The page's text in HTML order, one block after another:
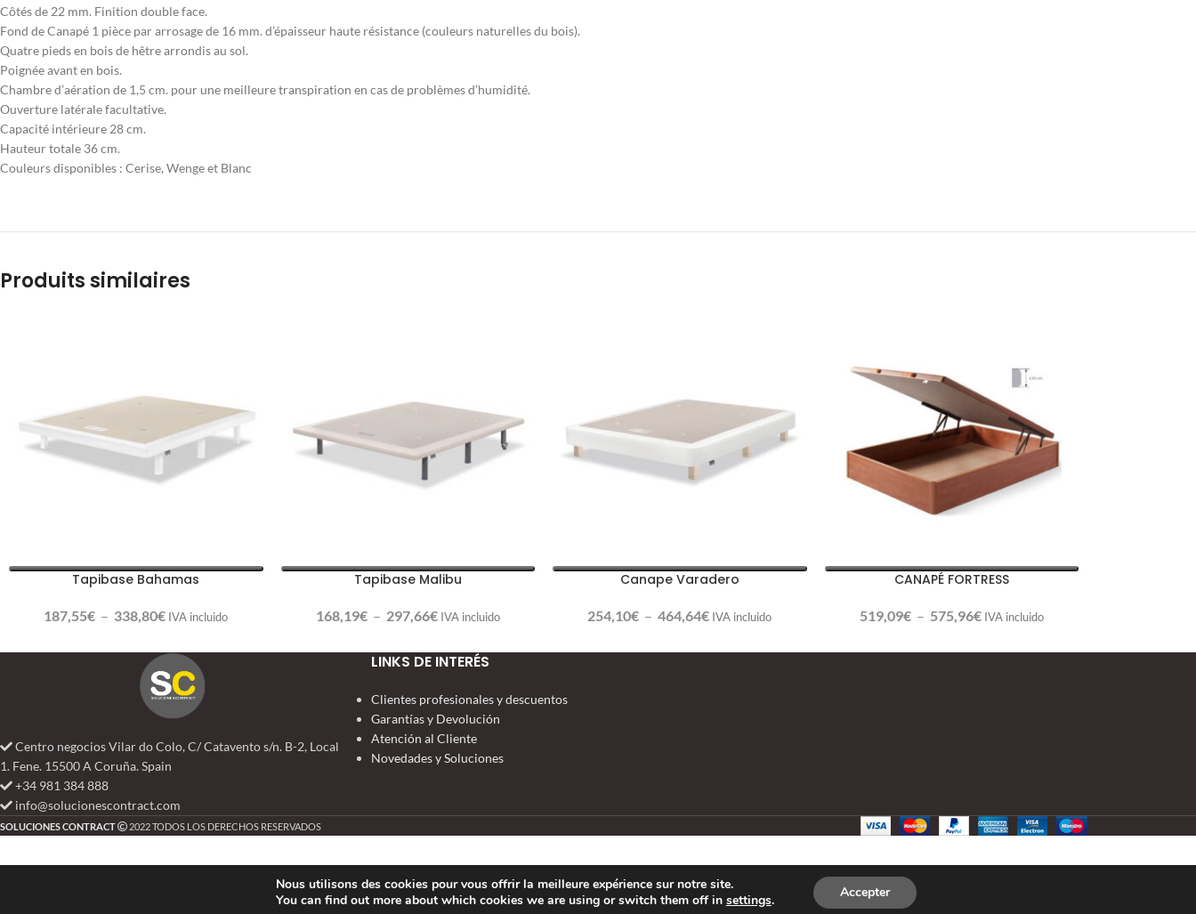
Côtés de 22 mm. Finition double face.
Fond de Canapé 1 pièce par arrosage de 16 mm. d’épaisseur haute résistance (couleurs naturelles du bois).
Quatre pieds en bois de hêtre arrondis au sol.
Poignée avant en bois.
Chambre d’aération de 1,5 cm. pour une meilleure transpiration en cas de problèmes d’humidité.
Ouverture latérale facultative.
Capacité intérieure 28 cm.
Hauteur totale 36 cm.
Couleurs disponibles : Cerise, Wenge et Blanc
Produits similaires
Tapibase Bahamas
187,55€ – 338,80€ IVA incluido
Tapibase Malibu
168,19€ – 297,66€ IVA incluido
Canape Varadero
254,10€ – 464,64€ IVA incluido
CANAPÉ FORTRESS
519,09€ – 575,96€ IVA incluido
Centro negocios Vilar do Colo, C/ Catavento s/n. B-2, Local
1. Fene. 15500 A Coruña. Spain
+34 981 384 888
info@solucionescontract.com
LINKS DE INTERÉS
Clientes profesionales y descuentos
Garantías y Devolución
Atención al Cliente
Novedades y Soluciones
SOLUCIONES CONTRACT 2022 TODOS LOS DERECHOS RESERVADOS
Nous utilisons des cookies pour vous offrir la meilleure expérience sur notre site.
You can find out more about which cookies we are using or switch them off in settings. Accepter